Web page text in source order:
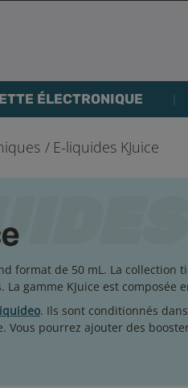
ÉLECTRONIQUE
E-liquides KJuice
format de 50 mL. La
gamme KJuice est composée
. Ils sont conditionnés
pourrez ajouter des